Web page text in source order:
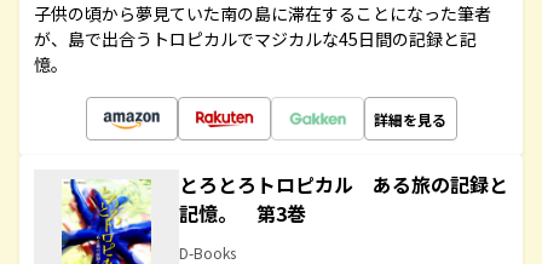
子供の頃から夢見ていた南の島に滞在することになった筆者
が、島で出合うトロピカルでマジカルな45日間の記録と記
憶。
詳細を見る
とろとろトロピカル ある旅の記録と
記憶。 第3巻
D-Books